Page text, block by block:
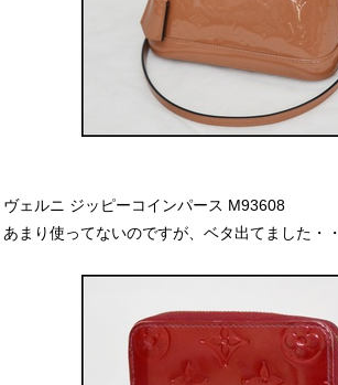
ヴェルニ ジッピーコインパース M93608
あまり使ってないのですが、ベタ出てました・・